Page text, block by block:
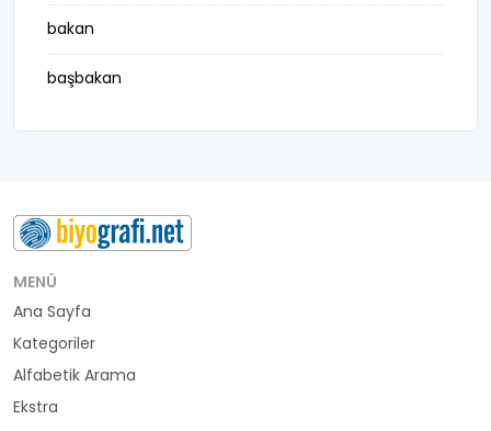
bakan
başbakan
belediye başkanı
buluş
bürokrat
büyükelçi
cumhurbaşkanı
MENÜ
Ana Sayfa
Kategoriler
Alfabetik Arama
Ekstra